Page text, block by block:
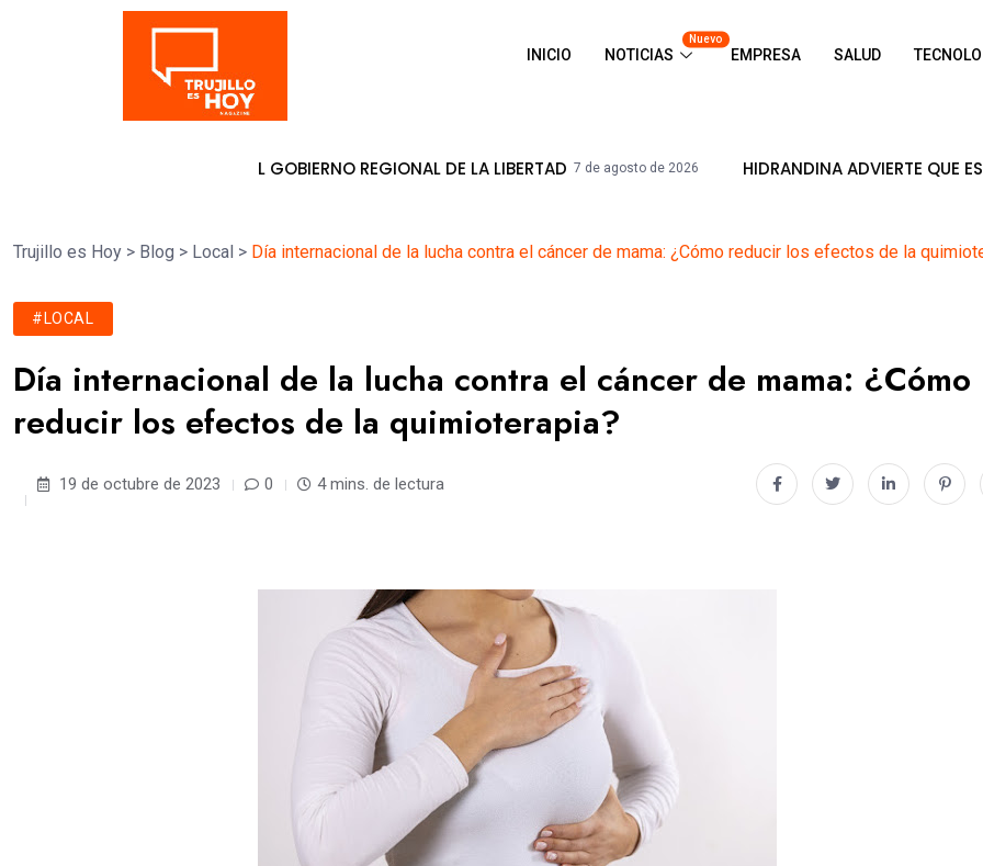
INICIO NOTICIAS
Nuevo
EMPRESA SALUD
BOLAÑOS AL GOBIERNO REGIONAL DE LA LIBERTAD 7 de agosto de 2026 HIDRANDINA ADVIERTE QUE ESTÁ
Trujillo es Hoy > Blog > Local > Día internacional de la lucha contra el cáncer de mama: ¿Cómo reducir los efectos de la
#LOCAL
Día internacional de la lucha contra el cáncer de mama: ¿Cómo
reducir los efectos de la quimioterapia?
19 de octubre de 2023 0 4 mins. de lectura